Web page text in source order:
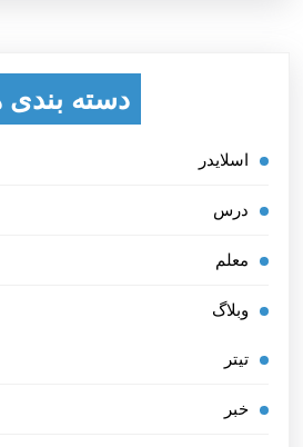
دسته بندی
اسلایدر
درس
معلم
وبلاگ
تیتر
خبر